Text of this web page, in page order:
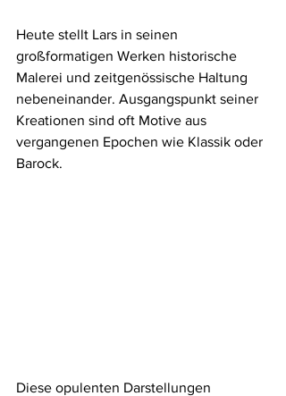
Heute stellt Lars in seinen
großformatigen Werken historische
Malerei und zeitgenössische Haltung
nebeneinander. Ausgangspunkt seiner
Kreationen sind oft Motive aus
vergangenen Epochen wie Klassik oder
Barock.
Diese opulenten Darstellungen